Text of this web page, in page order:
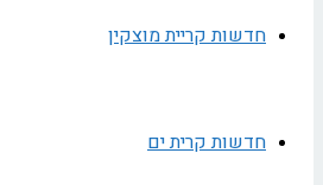
חדשות קריית מוצקין
חדשות קרית ים